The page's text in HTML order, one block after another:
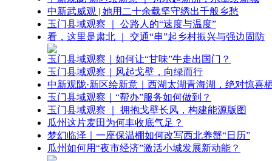
中新武威观 | 她用二十余载坚守绣出千般乡愁
玉门县域观察 ｜ 公路人的“速度与温度”
看，这里是肃北 ｜ 交通“串”起乡村振兴与强边固防
玉门县域观察｜如何让“甘味”牛走出国门？
玉门县域观察｜风起戈壁，向绿而行
中新观陇·新区绘新意｜西湖太湖青海湖，绝对惊喜
玉门县域观察｜“帮办”服务如何做到？
玉门县域观察 ｜ 拥抱戈壁长风，构建能源版图
瓜州这片麦田为何丰收底气足？
梦幻临泽｜一座保温棚如何改写西北养蟹“日历”
瓜州如何用“夜市经济”激活小城发展新动能？